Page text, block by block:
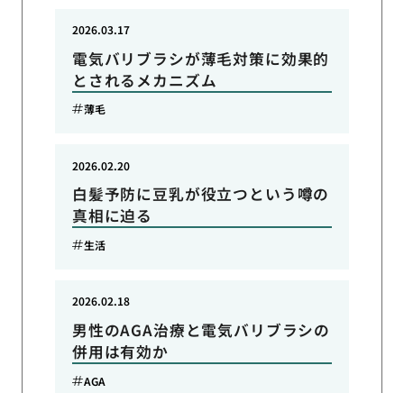
電気バリブラシが薄毛対策に効果的
とされるメカニズム
2026.03.17
薄毛
白髪予防に豆乳が役立つという噂の
真相に迫る
2026.02.20
生活
男性のAGA治療と電気バリブラシの
併用は有効か
2026.02.18
AGA